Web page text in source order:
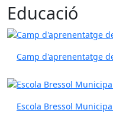
Educació
Camp d'aprenentatge
Escola Bressol Municipal